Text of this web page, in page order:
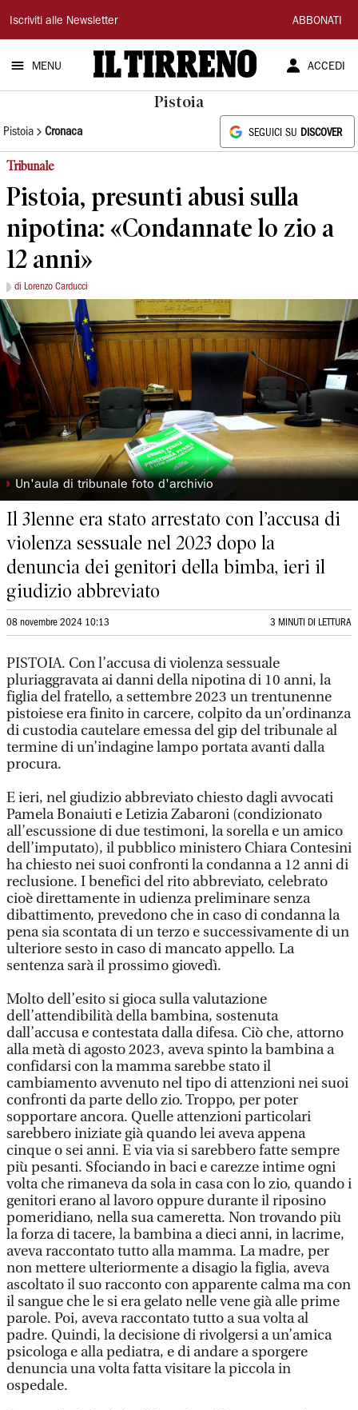
Il
Tirreno
Iscriviti alle Newsletter ABBONATI
MENU ACCEDI
Pistoia
Pistoia Cronaca SEGUICI SU DISCOVER
Tribunale
Pistoia, presunti abusi sulla
nipotina: «Condannate lo zio a
12 anni»
di Lorenzo Carducci
◗ Un'aula di tribunale foto d'archivio
Il 31enne era stato arrestato con l’accusa di
violenza sessuale nel 2023 dopo la
denuncia dei genitori della bimba, ieri il
giudizio abbreviato
08 novembre 2024 10:13 3 MINUTI DI LETTURA
PISTOIA. Con l’accusa di violenza sessuale
pluriaggravata ai danni della nipotina di 10 anni, la
figlia del fratello, a settembre 2023 un trentunenne
pistoiese era finito in carcere, colpito da un’ordinanza
di custodia cautelare emessa del gip del tribunale al
termine di un’indagine lampo portata avanti dalla
procura.
E ieri, nel giudizio abbreviato chiesto dagli avvocati
Pamela Bonaiuti e Letizia Zabaroni (condizionato
all’escussione di due testimoni, la sorella e un amico
dell’imputato), il pubblico ministero Chiara Contesini
ha chiesto nei suoi confronti la condanna a 12 anni di
reclusione. I benefici del rito abbreviato, celebrato
cioè direttamente in udienza preliminare senza
dibattimento, prevedono che in caso di condanna la
pena sia scontata di un terzo e successivamente di un
ulteriore sesto in caso di mancato appello. La
sentenza sarà il prossimo giovedì.
Molto dell’esito si gioca sulla valutazione
dell’attendibilità della bambina, sostenuta
dall’accusa e contestata dalla difesa. Ciò che, attorno
alla metà di agosto 2023, aveva spinto la bambina a
confidarsi con la mamma sarebbe stato il
cambiamento avvenuto nel tipo di attenzioni nei suoi
confronti da parte dello zio. Troppo, per poter
sopportare ancora. Quelle attenzioni particolari
sarebbero iniziate già quando lei aveva appena
cinque o sei anni. E via via si sarebbero fatte sempre
più pesanti. Sfociando in baci e carezze intime ogni
volta che rimaneva da sola in casa con lo zio, quando i
genitori erano al lavoro oppure durante il riposino
pomeridiano, nella sua cameretta. Non trovando più
la forza di tacere, la bambina a dieci anni, in lacrime,
aveva raccontato tutto alla mamma. La madre, per
non mettere ulteriormente a disagio la figlia, aveva
ascoltato il suo racconto con apparente calma ma con
il sangue che le si era gelato nelle vene già alle prime
parole. Poi, aveva raccontato tutto a sua volta al
padre. Quindi, la decisione di rivolgersi a un’amica
psicologa e alla pediatra, e di andare a sporgere
denuncia una volta fatta visitare la piccola in
ospedale.